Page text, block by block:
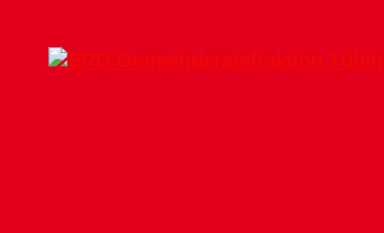
SPD-